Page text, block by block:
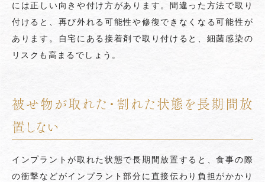
には正しい向きや付け方があります。間違った方法で取り
付けると、再び外れる可能性や修復できなくなる可能性が
あります。自宅にある接着剤で取り付けると、細菌感染の
リスクも高まるでしょう。
被せ物が取れた・割れた状態を長期間放
置しない
インプラントが取れた状態で長期間放置すると、食事の際
の衝撃などがインプラント部分に直接伝わり負担がかかり